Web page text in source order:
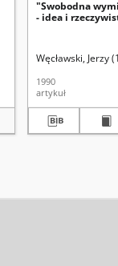
"Swobodna
- idea i
Węcławski, Jerzy
1990
artykuł